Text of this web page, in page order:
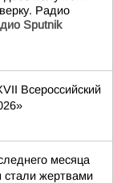
Радио
Sputnik
Всероссийский
месяца
стали жертвами